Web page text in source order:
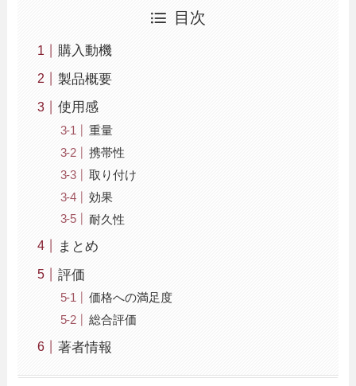
目次
購入動機
製品概要
使用感
重量
携帯性
取り付け
効果
耐久性
まとめ
評価
価格への満足度
総合評価
著者情報